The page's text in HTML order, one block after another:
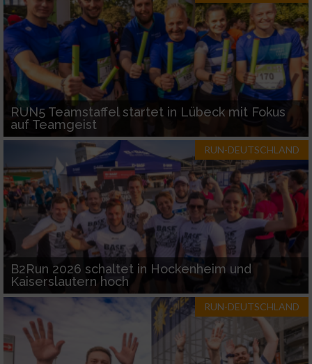
RUN5 Teamstaffel startet in Lübeck mit Fokus
auf Teamgeist
RUN-DEUTSCHLAND
B2Run 2026 schaltet in Hockenheim und
Kaiserslautern hoch
RUN-DEUTSCHLAND